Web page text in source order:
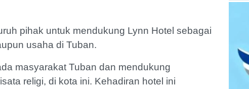
pihak untuk mendukung Lynn Hotel sebagai
usaha di Tuban.
masyarakat Tuban dan mendukung
religi, di kota ini. Kehadiran hotel ini